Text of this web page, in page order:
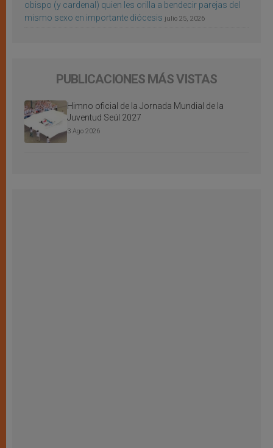
obispo (y cardenal) quien les orilla a bendecir parejas del
mismo sexo en importante diócesis julio 25, 2026
PUBLICACIONES MÁS VISTAS
Himno oficial de la Jornada Mundial de la
Juventud Seúl 2027
3 Ago 2026